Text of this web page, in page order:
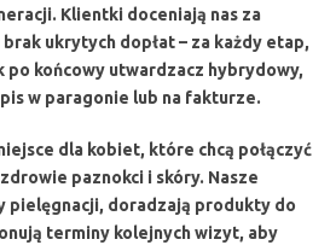
Klientki doceniają nas za
ukrytych dopłat – za każdy etap,
po końcowy utwardzacz hybrydowy,
w paragonie lub na fakturze.
dla kobiet, które chcą połączyć
paznokci i skóry. Nasze
pielęgnacji, doradzają produkty do
terminy kolejnych wizyt, aby